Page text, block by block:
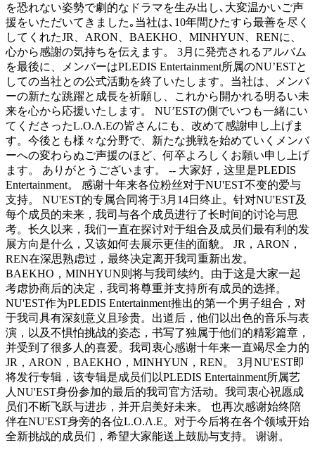
を恐れない姿勢で劇的なドラマを生み出し､大変温かいご声
援をいただいてきました｡当社は､10年間ひたすら最善を尽く
してくれたJR、ARON、BAEKHO、MINHYUN、RENに、
心から感謝の気持ちを伝えます。 3月に発売されるアルバム
を最後に、メンバーはPLEDIS Entertainment所属のNU’ESTと
しての当社との公式活動を終了いたします。当社は、メンバ
ーの新たな跳躍と成長を祈願し、これから開かれる明るい未
来を心から応援いたします。 NU’ESTの側でいつも一緒にい
てくださったL.O.Λ.Eの皆さんにも、改めて感謝申し上げま
す。今後とも様々な分野で、新たな挑戦を始めていくメンバ
ーへの変わらぬご声援のほど、何卒よろしくお願い申し上げ
ます。 ありがとうございます。 -- 大家好，这里是PLEDIS
Entertainment。 感谢十年来各位粉丝对于NU'EST不变的爱与
支持。 NU'EST的专属合同将于3月14日终止。针对NU'EST及
每个成员的未来，我司与各个成员进行了长时间的讨论与思
考。长久以来，我们一直在探讨对于组合及成员们最有利的发
展方向是什么，又该如何去展示更佳的面貌。 JR，ARON，
REN在深思熟虑过，最终决定离开我司重新出发。
BAEKHO，MINHYUN则将与我司续约。由于这是大家一起
考虑协商后的决定，我司将尊重并支持所有成员的选择。
NU'EST作为PLEDIS Entertainment推出的第一个男子组合，对
于我司具有深刻意义且珍贵。出道后，他们以出色的音乐与表
演，以及不惧怕挑战的姿态，书写了独属于他们的精彩篇章，
并受到了很多人的喜爱。我司衷心感谢十年来一直竭尽全力的
JR，ARON，BAEKHO，MINHYUN，REN。 3月NU'EST即
将发行专辑，该专辑是成员们以PLEDIS Entertainment所属艺
人NU'EST身份参加的最后的我司官方活动。我司衷心祝愿成
员们不断飞跃与进步，并开启美好未来。 也再次感谢始终陪
伴在NU'EST身旁的各位L.O.Λ.E。对于今后将在各个领域开始
全新挑战的成员们，希望大家能送上鼓励与支持。 谢谢。